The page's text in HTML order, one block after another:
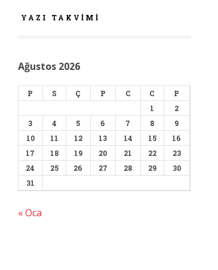
YAZI TAKVIMI
Ağustos 2026
P S Ç P C C
P
1
2
3
4 5 6 7 8
9
10
11 12 13 14 15
16
17
18 19 20 21 22
23
24
25 26 27 28 29
30
31
« Oca